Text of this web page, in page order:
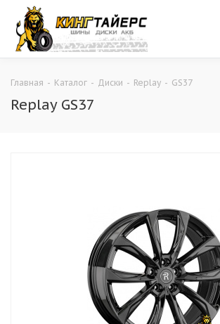
Главная - Каталог - Диски - Replay - GS37
Replay GS37